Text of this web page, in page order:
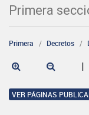
Primera
Primera Decretos
|
VER PÁGINAS